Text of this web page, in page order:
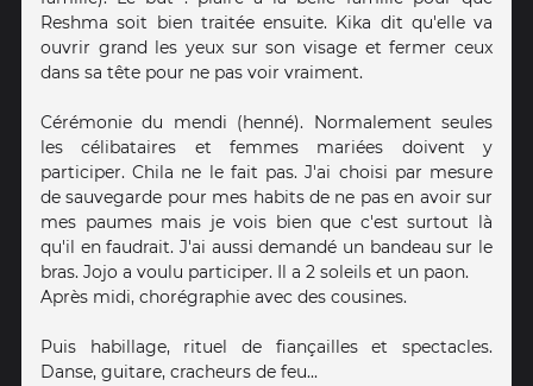
Reshma soit bien traitée ensuite. Kika dit qu'elle va
ouvrir grand les yeux sur son visage et fermer ceux
dans sa tête pour ne pas voir vraiment.
Cérémonie du mendi (henné). Normalement seules
les célibataires et femmes mariées doivent y
participer. Chila ne le fait pas. J'ai choisi par mesure
de sauvegarde pour mes habits de ne pas en avoir sur
mes paumes mais je vois bien que c'est surtout là
qu'il en faudrait. J'ai aussi demandé un bandeau sur le
bras. Jojo a voulu participer. Il a 2 soleils et un paon.
Après midi, chorégraphie avec des cousines.
Puis habillage, rituel de fiançailles et spectacles.
Danse, guitare, cracheurs de feu...